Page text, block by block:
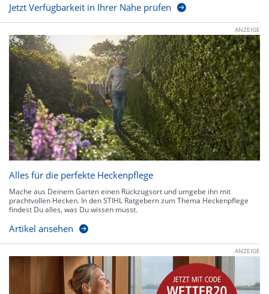
Jetzt Verfügbarkeit in Ihrer Nähe prüfen
ANZEIGE
Alles für die perfekte Heckenpflege
Mache aus Deinem Garten einen Rückzugsort und umgebe ihn mit
prachtvollen Hecken. In den STIHL Ratgebern zum Thema Heckenpflege
findest Du alles, was Du wissen musst.
Artikel ansehen
ANZEIGE